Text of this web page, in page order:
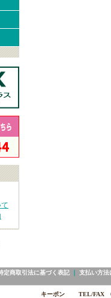
定商取引法に基づく表記｜ 支払い方法
キーポン TEL/FAX